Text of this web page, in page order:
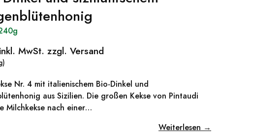
inkl. MwSt. zzgl. Versand
Nr. 4 mit italienischem Bio-Dinkel und
aus Sizilien. Die großen Kekse von Pintaudi
Milchkekse nach einer…
Weiterlesen →